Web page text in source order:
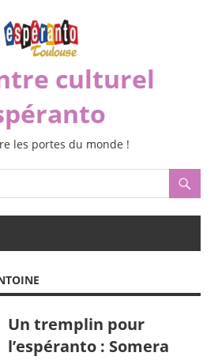
culturel
les portes du monde !
Un tremplin pour
l’espéranto : Somera